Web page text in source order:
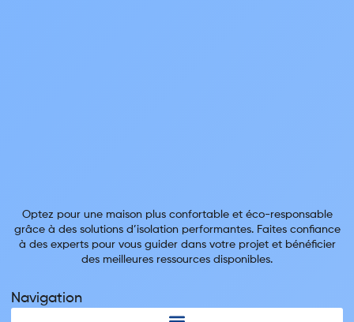
Optez pour une maison plus confortable et éco-responsable
grâce à des solutions d’isolation performantes. Faites confiance
à des experts pour vous guider dans votre projet et bénéficier
des meilleures ressources disponibles.
Navigation